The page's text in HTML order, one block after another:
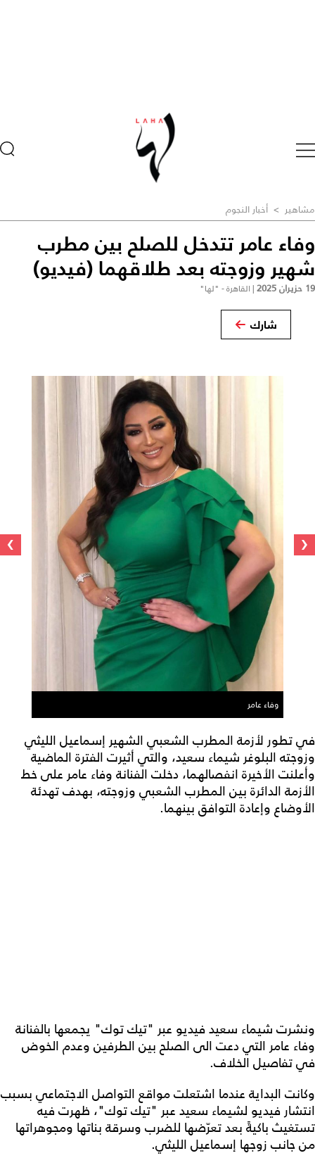
مشاهير > أخبار النجوم
وفاء عامر تتدخل للصلح بين مطرب
شهير وزوجته بعد طلاقهما (فيديو)
19 حزيران 2025 | القاهرة - "لها"
شارك
وفاء عامر
‹
›
في تطور لأزمة المطرب الشعبي الشهير إسماعيل الليثي
وزوجته البلوغر شيماء سعيد، والتي أثيرت الفترة الماضية
وأعلنت الأخيرة انفصالهما، دخلت الفنانة وفاء عامر على خط
الأزمة الدائرة بين المطرب الشعبي وزوجته، بهدف تهدئة
الأوضاع وإعادة التوافق بينهما.
ونشرت شيماء سعيد فيديو عبر "تيك توك" يجمعها بالفنانة
وفاء عامر التي دعت الى الصلح بين الطرفين وعدم الخوض
في تفاصيل الخلاف.
وكانت البداية عندما اشتعلت مواقع التواصل الاجتماعي بسبب
انتشار فيديو لشيماء سعيد عبر "تيك توك"، ظهرت فيه
تستغيث باكيةً بعد تعرّضها للضرب وسرقة بناتها ومجوهراتها
من جانب زوجها إسماعيل الليثي.